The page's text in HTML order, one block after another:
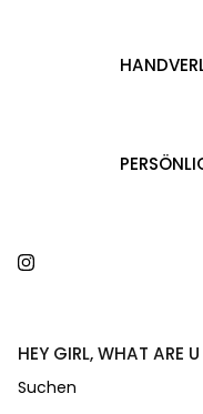
Instagram
HEY GIRL, WHAT ARE
Suchen